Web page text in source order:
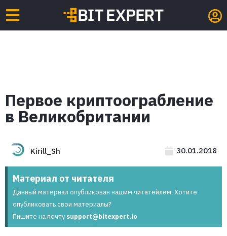
Первое криптоограбление
в Великобритании
Kirill_Sh 30.01.2018
Материал от читателя
Данный материал опубликован нашим читатейлем. Хотите
опубликовать свои материалы?
Пишите на почту support@bitexpert.io